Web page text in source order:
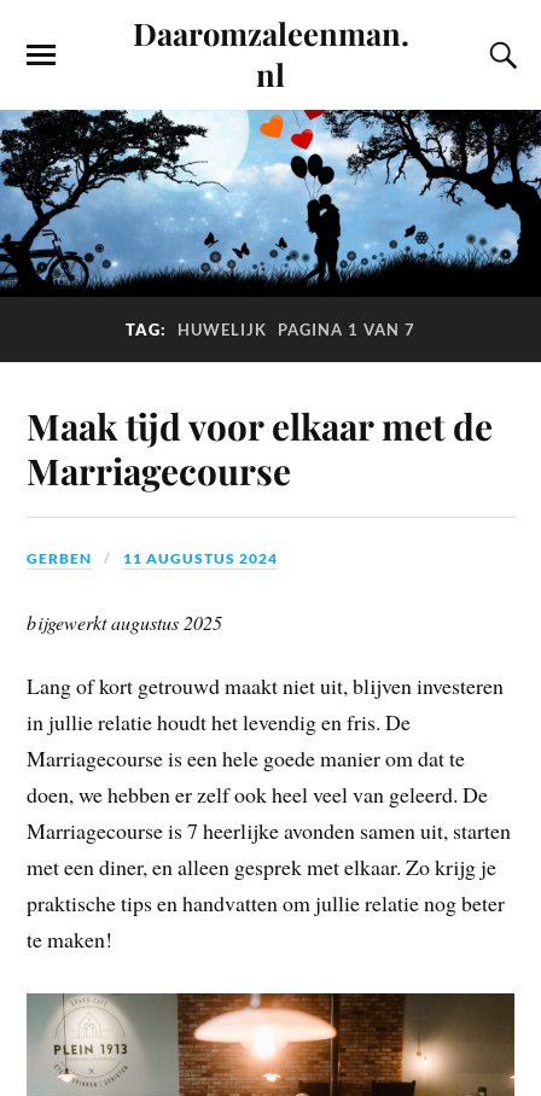
Daaromzaleenman.
nl
TAG: HUWELIJK PAGINA 1 VAN 7
Maak tijd voor elkaar met de
Marriagecourse
GERBEN 11 AUGUSTUS 2024
bijgewerkt augustus 2025
Lang of kort getrouwd maakt niet uit, blijven investeren
in jullie relatie houdt het levendig en fris. De
Marriagecourse is een hele goede manier om dat te
doen, we hebben er zelf ook heel veel van geleerd. De
Marriagecourse is 7 heerlijke avonden samen uit, starten
met een diner, en alleen gesprek met elkaar. Zo krijg je
praktische tips en handvatten om jullie relatie nog beter
te maken!